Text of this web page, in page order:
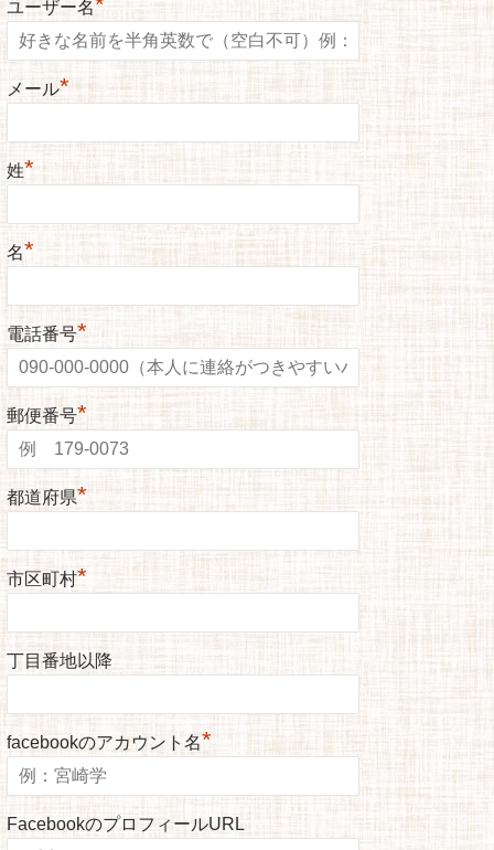
ユーザー名
メール*
姓*
名*
電話番号*
郵便番号*
都道府県*
市区町村*
丁目番地以降
facebookのアカウント名*
FacebookのプロフィールURL